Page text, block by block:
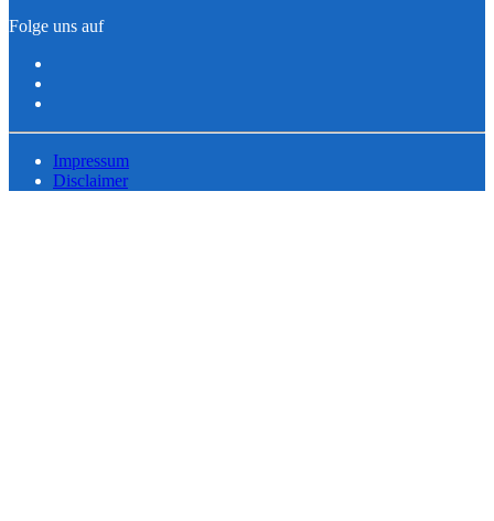
Folge uns auf
Impressum
Disclaimer